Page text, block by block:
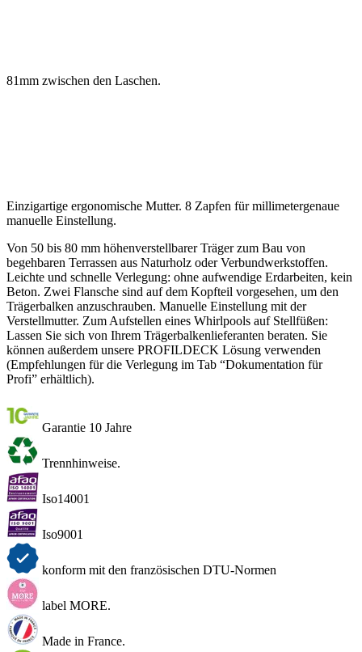
81mm zwischen den Laschen.
Einzigartige ergonomische Mutter. 8 Zapfen für millimetergenaue
manuelle Einstellung.
Von 50 bis 80 mm höhenverstellbarer Träger zum Bau von
begehbaren Terrassen aus Naturholz oder Verbundwerkstoffen.
Leichte und schnelle Verlegung: ohne aufwendige Erdarbeiten, kein
Beton. Zwei Flansche sind auf dem Kopfteil vorgesehen, um den
Trägerbalken anzuschrauben. Manuelle Einstellung mit der
Verstellmutter. Zum Aufstellen eines Whirlpools auf Stellfüßen:
Lassen Sie sich von Ihrem Trägerbalkenlieferanten beraten. Sie
können außerdem unsere PROFILDECK Lösung verwenden
(Empfehlungen für die Verlegung im Tab “Dokumentation für
Profi” erhältlich).
Garantie 10 Jahre
Trennhinweise.
Iso14001
Iso9001
konform mit den französischen DTU-Normen
label MORE.
Made in France.